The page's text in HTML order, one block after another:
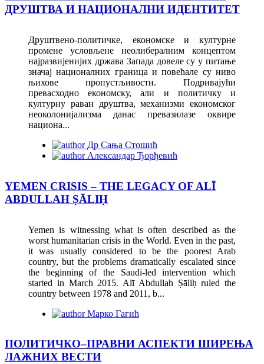
ДРУШТВА И НАЦИОНАЛНИ ИДЕНТИТЕТ
Друштвено-политичке, економске и културне
промене условљене неолибералним концептом
најразвијенијих држава Запада довеле су у питање
значај националних граница и повећале су ниво
њихове пропустљивости. Подривајући
превасходно економску, али и политичку и
културну раван друштва, механизми економског
неоколонијализма данас превазилазе оквире
национа...
Др Сања Стошић
Александар Ђорђевић
YEMEN CRISIS – THE LEGACY OF ALĪ
ABDULLAH ṢĀLIḤ
Yemen is witnessing what is often described as the
worst humanitarian crisis in the World. Even in the past,
it was usually considered to be the poorest Arab
country, but the problems dramatically escalated since
the beginning of the Saudi-led intervention which
started in March 2015. Alī Abdullah Ṣāliḥ ruled the
country between 1978 and 2011, b...
Марко Гагић
ПОЛИТИЧКО–ПРАВНИ АСПЕКТИ ШИРЕЊА
ЛАЖНИХ ВЕСТИ